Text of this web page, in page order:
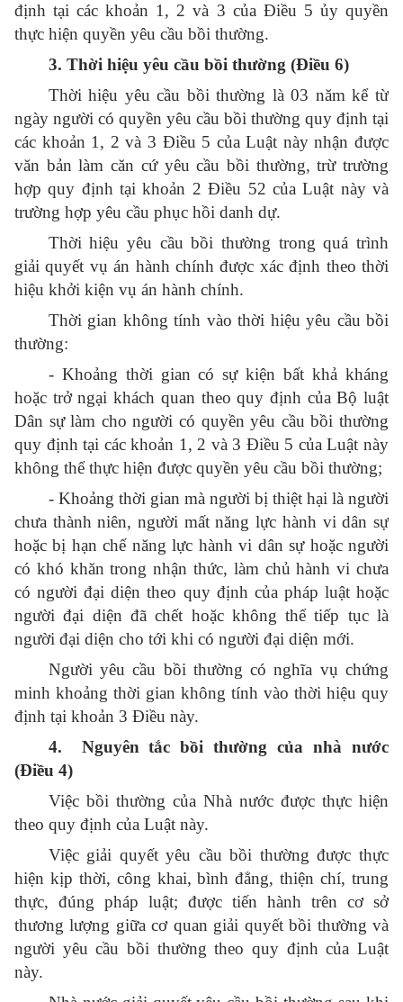
định tại các khoản 1, 2 và 3 của Điều 5 ủy quyền
thực hiện quyền yêu cầu bồi thường.
3. Thời hiệu yêu cầu bồi thường (Điều 6)
Thời hiệu yêu cầu bồi thường là 03 năm kể từ
ngày người có quyền yêu cầu bồi thường quy định tại
các khoản 1, 2 và 3 Điều 5 của Luật này nhận được
văn bản làm căn cứ yêu cầu bồi thường, trừ trường
hợp quy định tại khoản 2 Điều 52 của Luật này và
trường hợp yêu cầu phục hồi danh dự.
Thời hiệu yêu cầu bồi thường trong quá trình
giải quyết vụ án hành chính được xác định theo thời
hiệu khởi kiện vụ án hành chính.
Thời gian không tính vào thời hiệu yêu cầu bồi
thường:
- Khoảng thời gian có sự kiện bất khả kháng
hoặc trở ngại khách quan theo quy định của Bộ luật
Dân sự làm cho người có quyền yêu cầu bồi thường
quy định tại các khoản 1, 2 và 3 Điều 5 của Luật này
không thể thực hiện được quyền yêu cầu bồi thường;
- Khoảng thời gian mà người bị thiệt hại là người
chưa thành niên, người mất năng lực hành vi dân sự
hoặc bị hạn chế năng lực hành vi dân sự hoặc người
có khó khăn trong nhận thức, làm chủ hành vi chưa
có người đại diện theo quy định của pháp luật hoặc
người đại diện đã chết hoặc không thể tiếp tục là
người đại diện cho tới khi có người đại diện mới.
Người yêu cầu bồi thường có nghĩa vụ chứng
minh khoảng thời gian không tính vào thời hiệu quy
định tại khoản 3 Điều này.
4. Nguyên tắc bồi thường của nhà nước
(Điều 4)
Việc bồi thường của Nhà nước được thực hiện
theo quy định của Luật này.
Việc giải quyết yêu cầu bồi thường được thực
hiện kịp thời, công khai, bình đẳng, thiện chí, trung
thực, đúng pháp luật; được tiến hành trên cơ sở
thương lượng giữa cơ quan giải quyết bồi thường và
người yêu cầu bồi thường theo quy định của Luật
này.